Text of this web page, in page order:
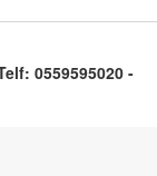
0559595020 -